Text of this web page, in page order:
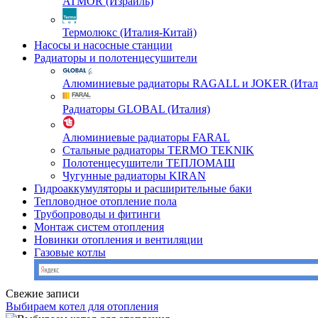
Термолюкс (Италия-Китай)
Насосы и насосные станции
Радиаторы и полотенцесушители
Алюминиевые радиаторы RAGALL и JOKER
Радиаторы GLOBAL (Италия)
Алюминиевые радиаторы FARAL
Стальные радиаторы TERMO TEKNIK
Полотенцесушители ТЕПЛОМАШ
Чугунные радиаторы KIRAN
Гидроаккумуляторы и расширительные баки
Тепловодное отопление пола
Трубопроводы и фитинги
Монтаж систем отопления
Новинки отопления и вентиляции
Газовые котлы
Свежие записи
Выбираем котел для отопления